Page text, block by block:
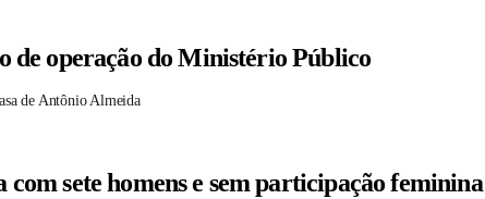
de operação do Ministério Público
de Antônio Almeida
sete homens e sem participação feminina